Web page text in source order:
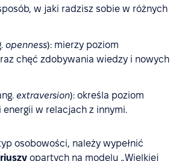
w jaki radzisz sobie w różnych
openness): mierzy poziom
chęć zdobywania wiedzy i nowych
extraversion): określa poziom
w relacjach z innymi.
osobowości, należy wypełnić
opartych na modelu „Wielkiej